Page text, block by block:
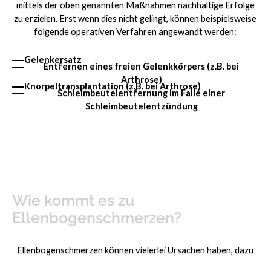
mittels der oben genannten Maßnahmen nachhaltige Erfolge
zu erzielen. Erst wenn dies nicht gelingt, können beispielsweise
folgende operativen Verfahren angewandt werden:
Gelenkersatz
Entfernen eines freien Gelenkkörpers (z.B. bei
Arthrose)
Knorpeltransplantation (z.B. bei Arthrose)
Schleimbeutelentfernung im Falle einer
Schleimbeutelentzündung
Wie kommt es zu
Ellenbogenschmerzen?
Ellenbogenschmerzen können vielerlei Ursachen haben, dazu